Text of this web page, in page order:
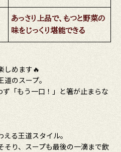
あっさり上品で、もつと野菜の
味をじっくり堪能できる
しめます🔥
のスープ。
「もう一口！」と箸が止まらな
る王道スタイル。
そり、スープも最後の一滴まで飲